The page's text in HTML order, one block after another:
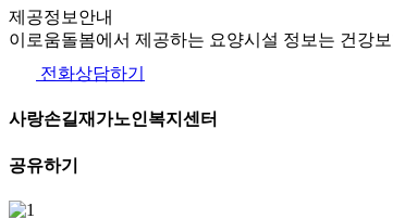
제공정보안내
이로움돌봄에서 제공하는 요양시설 정보는 건강
전화상담하기
사랑손길재가노인복지센터
공유하기